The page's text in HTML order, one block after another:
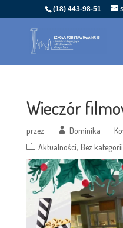
(18) 443-98-51
Wieczór
przez Dominika
Aktualności Bez kategorii